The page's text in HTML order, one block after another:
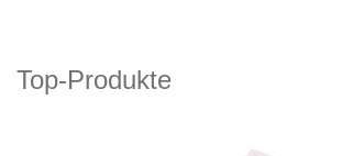
Top-Produkte